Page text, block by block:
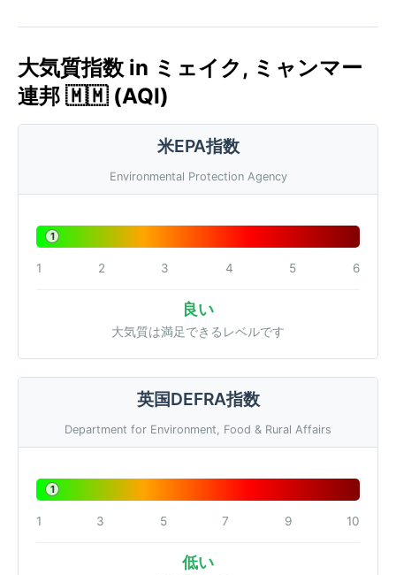
大気質指数 in ミェイク, ミャンマー
連邦 🇲🇲 (AQI)
米EPA指数
Environmental Protection Agency
1
1 2 3 4 5 6
良い
大気質は満足できるレベルです
英国DEFRA指数
Department for Environment, Food & Rural Affairs
1
1 3 5 7 9 10
低い